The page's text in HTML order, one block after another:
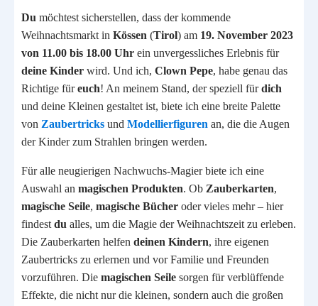
Du möchtest sicherstellen, dass der kommende
Weihnachtsmarkt in Kössen (Tirol) am 19. November 2023
von 11.00 bis 18.00 Uhr ein unvergessliches Erlebnis für
deine Kinder wird. Und ich, Clown Pepe, habe genau das
Richtige füreuch! An meinem Stand, der speziell fürdich
und deine Kleinen gestaltet ist, biete ich eine breite Palette
von Zaubertricks und Modellierfiguren an, die die Augen
der Kinder zum Strahlen bringen werden.
Für alle neugierigen Nachwuchs-Magier biete ich eine
Auswahl an magischen Produkten. Ob Zauberkarten,
magische Seile, magische Bücher oder vieles mehr – hier
findest du alles, um die Magie der Weihnachtszeit zu erleben.
Die Zauberkarten helfen deinen Kindern, ihre eigenen
Zaubertricks zu erlernen und vor Familie und Freunden
vorzuführen. Die magischen Seile sorgen für verblüffende
Effekte, die nicht nur die kleinen, sondern auch die großen